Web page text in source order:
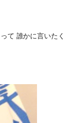
て 誰かに言いたく